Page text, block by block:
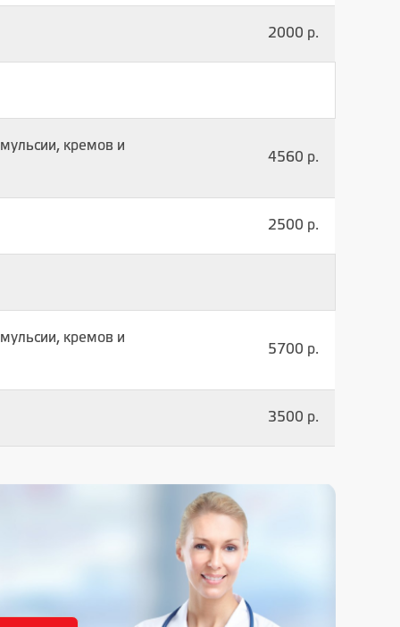
2000 р.
кремов и
4560 р.
2500 р.
кремов и
5700 р.
3500 р.